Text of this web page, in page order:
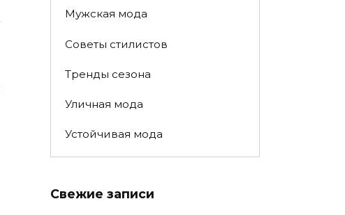
Мужская мода
Советы стилистов
Тренды сезона
Уличная мода
Устойчивая мода
Свежие записи